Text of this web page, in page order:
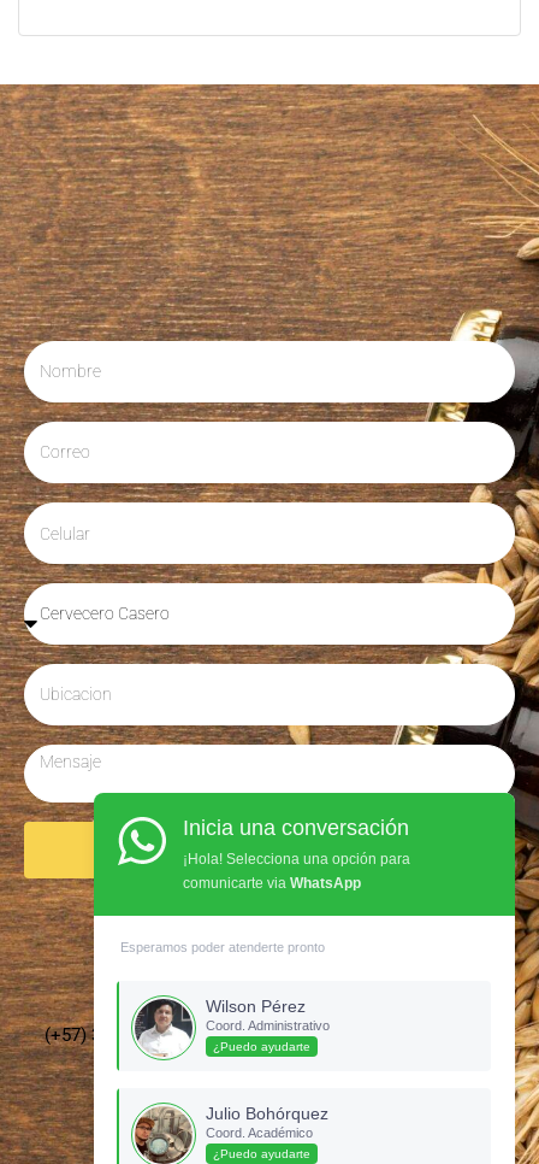
Enviar
Síguenos en Instagram
(+57) 3135437210 –cervecerosdecolombia@gmail.com
Inicia una conversación
¡Hola! Selecciona una opción para
comunicarte via WhatsApp
Esperamos poder atenderte pronto
Wilson Pérez
Coord. Administrativo
¿Puedo ayudarte
Julio Bohórquez
Coord. Académico
¿Puedo ayudarte